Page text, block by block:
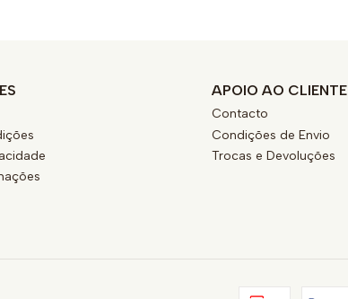
APOIO AO CLIENTE
Contacto
Condições de Envio
Trocas e Devoluções